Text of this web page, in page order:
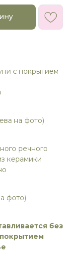
с покрытием
на фото)
речного
керамики
фото)
без